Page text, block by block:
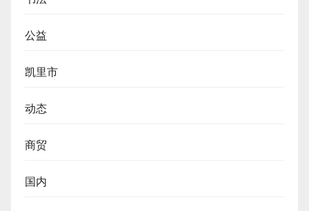
公益
凯里市
动态
商贸
国内